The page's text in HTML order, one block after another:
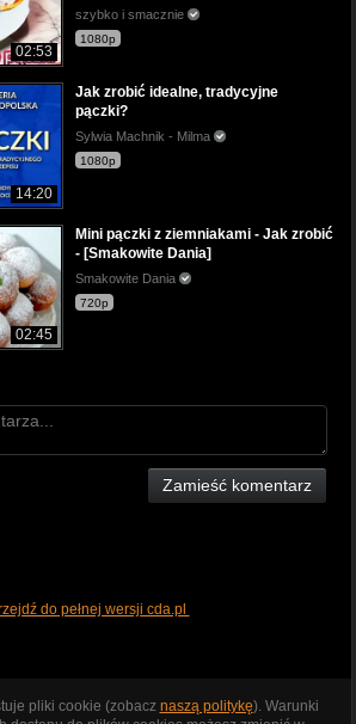
02:53
szybko i smacznie
1080p
14:20
Jak zrobić idealne, tradycyjne
pączki?
Sylwia Machnik - Milma
1080p
02:45
Mini pączki z ziemniakami - Jak zrobić
- [Smakowite Dania]
Smakowite Dania
720p
Zamieść komentarz
do pełnej wersji cda.pl
pliki cookie (zobacz naszą politykę). Warunki